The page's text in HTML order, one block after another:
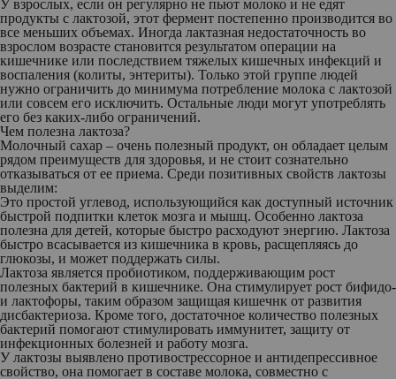
У взрослых, если он регулярно не пьют молоко и не едят
продукты с лактозой, этот фермент постепенно производится во
все меньших объемах. Иногда лактазная недостаточность во
взрослом возрасте становится результатом операции на
кишечнике или последствием тяжелых кишечных инфекций и
воспаления (колиты, энтериты). Только этой группе людей
нужно ограничить до минимума потребление молока с лактозой
или совсем его исключить. Остальные люди могут употреблять
его без каких-либо ограничений.
Чем полезна лактоза?
Молочный сахар – очень полезный продукт, он обладает целым
рядом преимуществ для здоровья, и не стоит сознательно
отказываться от ее приема. Среди позитивных свойств лактозы
выделим:
Это простой углевод, использующийся как доступный источник
быстрой подпитки клеток мозга и мышц. Особенно лактоза
полезна для детей, которые быстро расходуют энергию. Лактоза
быстро всасывается из кишечника в кровь, расщепляясь до
глюкозы, и может поддержать силы.
Лактоза является пробиотиком, поддерживающим рост
полезных бактерий в кишечнике. Она стимулирует рост бифидо-
и лактофоры, таким образом защищая кишечнк от развития
дисбактериоза. Кроме того, достаточное количество полезных
бактерий помогают стимулировать иммунитет, защиту от
инфекционных болезней и работу мозга.
У лактозы выявлено противострессорное и антидепрессивное
свойство, она помогает в составе молока, совместно с